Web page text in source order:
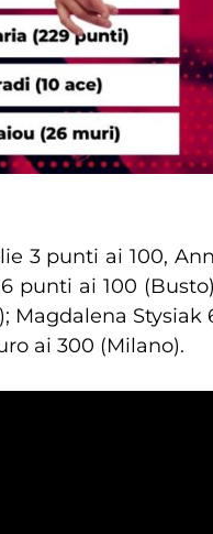
3 punti ai 100,
punti ai 100
Magdalena Stysiak
ai 300 (Milano).